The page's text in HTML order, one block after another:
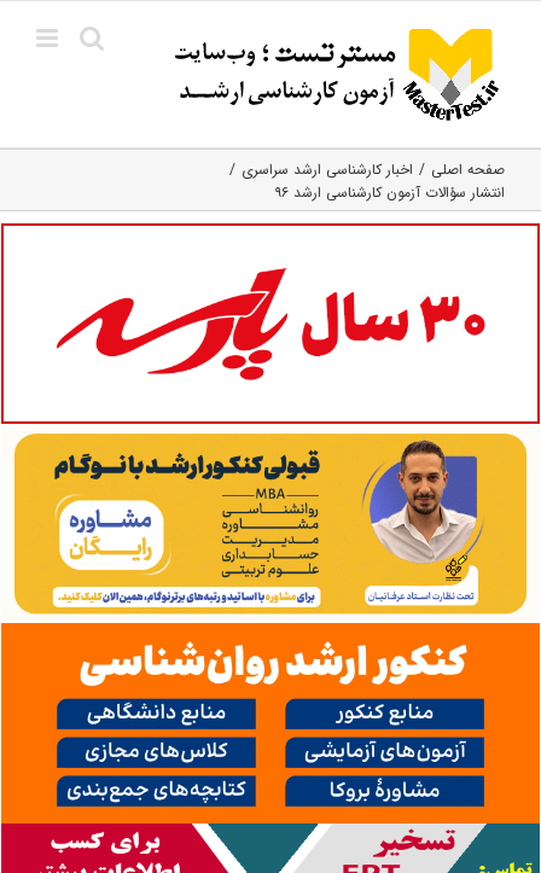
content
صفحه اصلی
اخبار کارشناسی ارشد سراسری
انتشار سؤالات آزمون کارشناسی ارشد ۹۶